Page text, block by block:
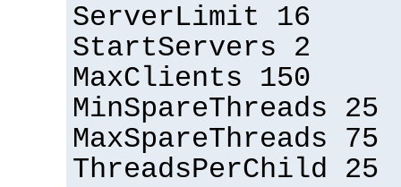
ServerLimit 16
StartServers 2
MaxClients 150
MinSpareThreads 25
MaxSpareThreads 75
ThreadsPerChild 25